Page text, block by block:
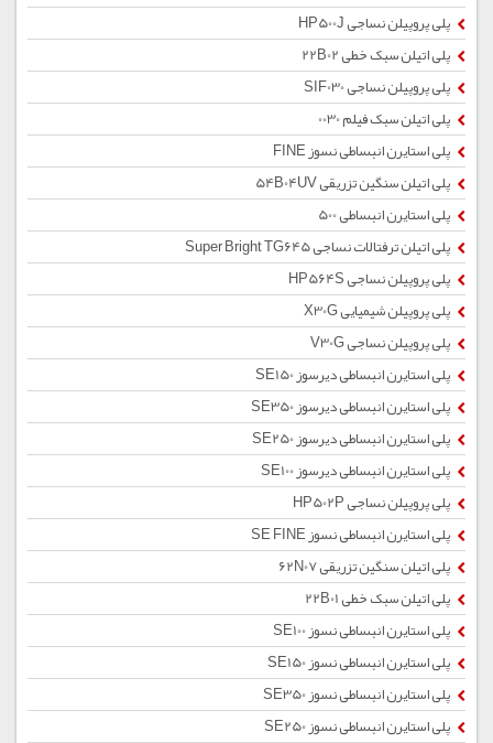
پلی پروپیلن نساجی HP500J
پلی اتیلن سبک خطی 22B02
پلی پروپیلن نساجی SIF030
پلی اتیلن سبک فیلم 0030
پلی استایرن انبساطی نسوز FINE
پلی اتیلن سنگین تزریقی 54B04UV
پلی استایرن انبساطی 500
پلی اتیلن ترفتالات نساجی Super Bright TG645
پلی پروپیلن نساجی HP564S
پلی پروپیلن شیمیایی X30G
پلی پروپیلن نساجی V30G
پلی استایرن انبساطی دیرسوز SE150
پلی استایرن انبساطی دیرسوز SE350
پلی استایرن انبساطی دیرسوز SE250
پلی استایرن انبساطی دیرسوز SE100
پلی پروپیلن نساجی HP502P
پلی استایرن انبساطی نسوز SE FINE
پلی اتیلن سنگین تزریقی 62N07
پلی اتیلن سبک خطی 22B01
پلی استایرن انبساطی نسوز SE100
پلی استایرن انبساطی نسوز SE150
پلی استایرن انبساطی نسوز SE350
پلی استایرن انبساطی نسوز SE250